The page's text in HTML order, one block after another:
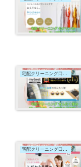
宅配クリーニング口コミ
宅配クリーニング口コミ